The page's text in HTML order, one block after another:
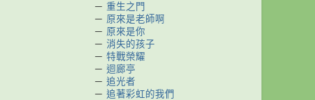
－ 重生之門
－ 原來是老師啊
－ 原來是你
－ 消失的孩子
－ 特戰榮耀
－ 迴廊亭
－ 追光者
－ 追著彩虹的我們